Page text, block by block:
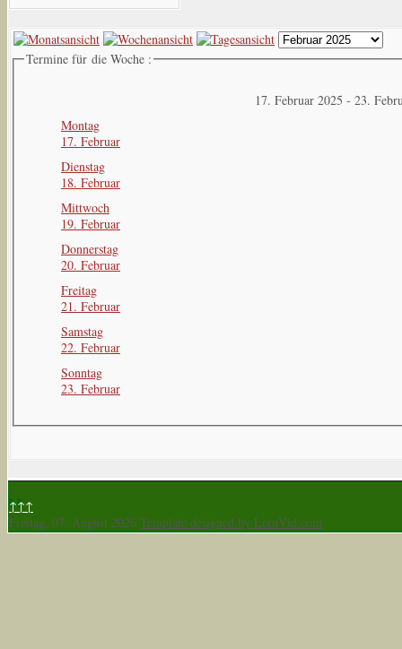
Termine für die Woche :
17. Februar 2025 - 23.
Montag
17. Februar
Dienstag
18. Februar
Mittwoch
19. Februar
Donnerstag
20. Februar
Freitag
21. Februar
Samstag
22. Februar
Sonntag
23. Februar
↑↑↑
Freitag, 07. August 2026 Template designed by LernVid.com